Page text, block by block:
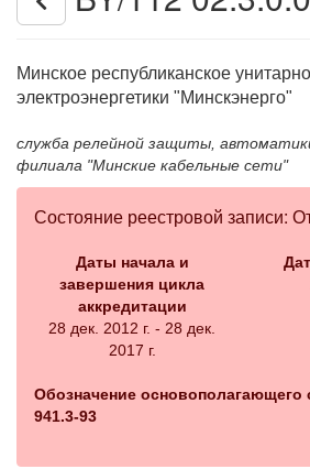
Минское республиканское
электроэнергетики "Минскэнерго"
служба релейной защиты,
филиала "Минские кабельные сети"
Состояние реестровой записи:
Даты начала и
завершения цикла
аккредитации
28 дек. 2012 г. - 28 дек.
2017 г.
Обозначение основополагающего
941.3-93